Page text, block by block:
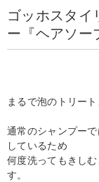
ゴッホスタ
ー『ヘアソー
まるで泡のトリート
通常のシャンプー
しているため
何度洗ってもきし
す。